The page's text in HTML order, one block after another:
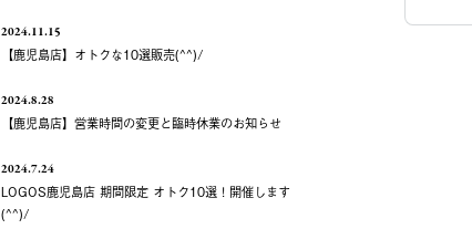
2024.11.15
【鹿児島店】オトクな10選販売(^^)/
2024.8.28
【鹿児島店】営業時間の変更と臨時休業のお知らせ
2024.7.24
LOGOS鹿児島店 期間限定 オトク10選！開催します
(^^)/